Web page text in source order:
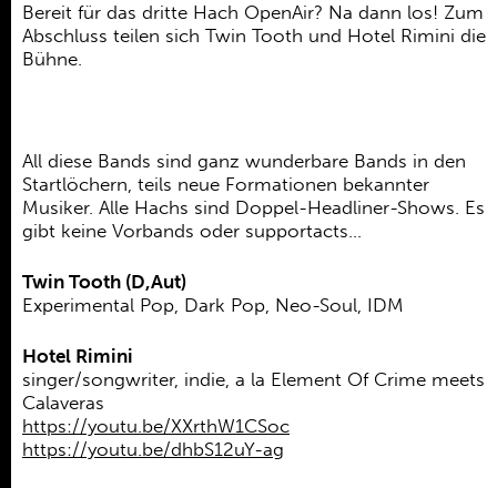
Bundesfreiwilligendienst /
Ehrenamt
Kontakt
Bereit für das dritte Hach OpenAir? Na dann los! Zum
Abschluss teilen sich Twin Tooth und Hotel Rimini die
Bühne.
All diese Bands sind ganz wunderbare Bands in den
Startlöchern, teils neue Formationen bekannter
Musiker. Alle Hachs sind Doppel-Headliner-Shows. Es
gibt keine Vorbands oder supportacts…
Twin Tooth (D,Aut)
Experimental Pop, Dark Pop, Neo-Soul, IDM
Hotel Rimini
singer/songwriter, indie, a la Element Of Crime meets
Calaveras
https://youtu.be/XXrthW1CSoc
https://youtu.be/dhbS12uY-ag